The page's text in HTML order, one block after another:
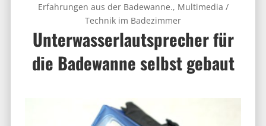
Unterwasserlautsprecher für
die Badewanne selbst gebaut
Erfahrungen aus der Badewanne., Multimedia /
Technik im Badezimmer